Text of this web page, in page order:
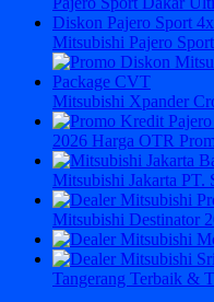
Mitsubishi Pajero
Mitsubishi Xpander
2026 Harga OTR
Mitsubishi Jakarta
Mitsubishi Destinator
Tangerang Terbaik &